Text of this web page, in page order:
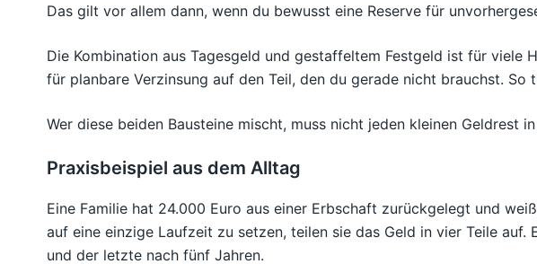
Das gilt vor allem dann, wenn du bewusst eine Reserve für
Die Kombination aus Tagesgeld und gestaffeltem Festgeld ist für
für planbare Verzinsung auf den Teil, den du gerade nicht brauchst.
Wer diese beiden Bausteine mischt, muss nicht jeden kleinen
Praxisbeispiel aus dem Alltag
Eine Familie hat 24.000 Euro aus einer Erbschaft zurückgelegt und
auf eine einzige Laufzeit zu setzen, teilen sie das Geld in vier Teile
und der letzte nach fünf Jahren.